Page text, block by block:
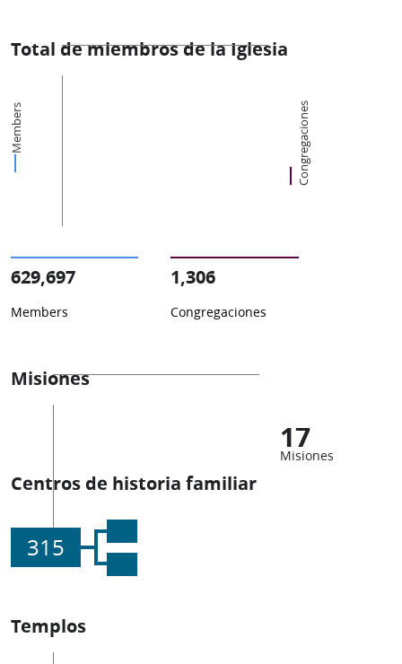
Total de miembros de la Iglesia
Members Congregaciones
629,697
Members
1,306
Congregaciones
Misiones
17
Misiones
Centros de historia familiar
315
Templos